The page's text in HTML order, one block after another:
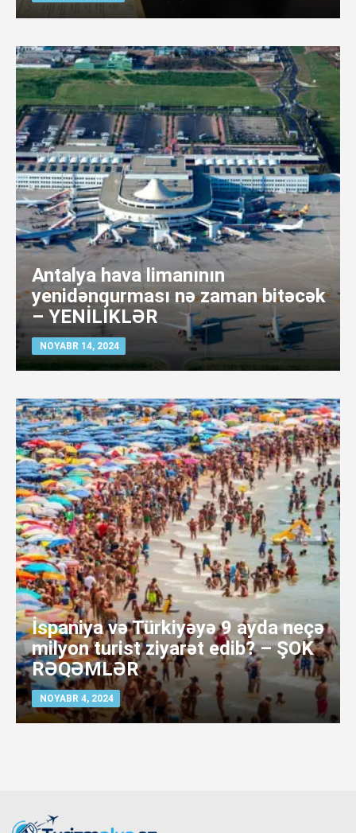
Antalya hava limanının
yenidənqurması nə zaman bitəcək
– YENİLİKLƏR
NOYABR 14, 2024
İspaniya və Türkiyəyə 9 ayda neçə
milyon turist ziyarət edib? – ŞOK
RƏQƏMLƏR
NOYABR 4, 2024